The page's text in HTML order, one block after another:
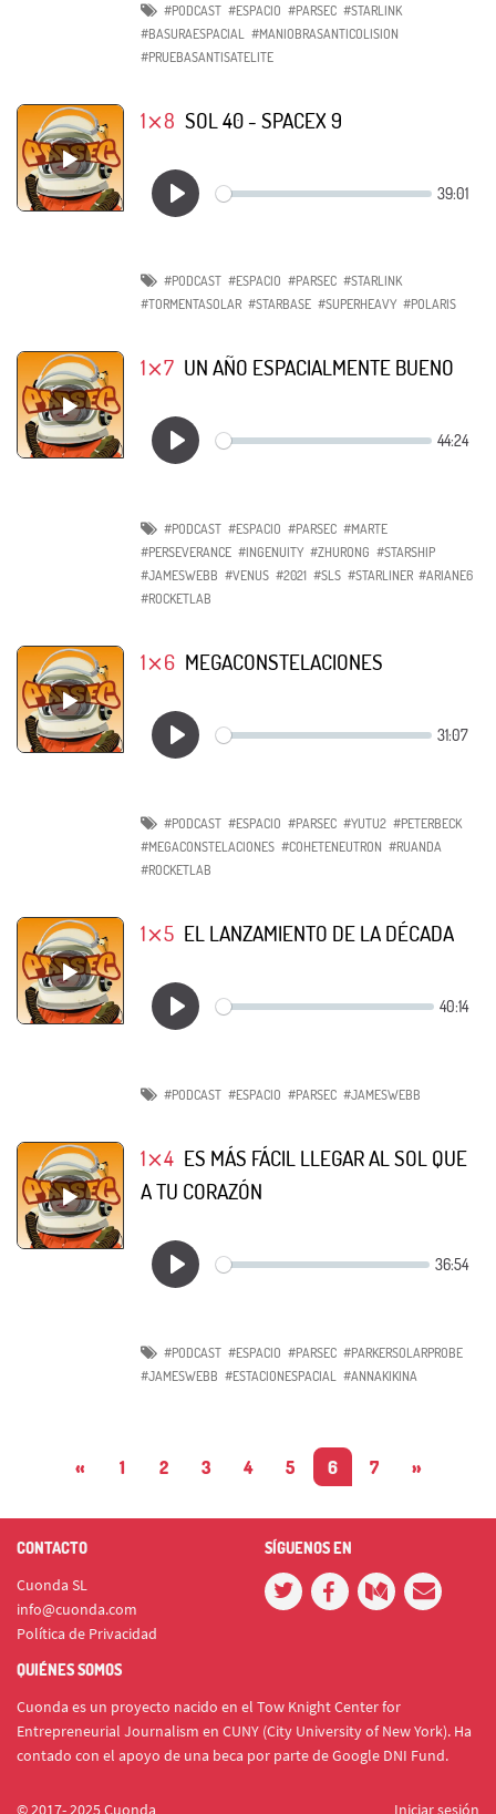
#PODCAST #ESPACIO #PARSEC #STARLINK
#BASURAESPACIAL
#MANIOBRASANTICOLISION
#PRUEBASANTISATELITE
1⨯8 SOL 40 - SPACEX 9
#PODCAST #ESPACIO #PARSEC #STARLINK
#TORMENTASOLAR #STARBASE #SUPERHEAVY #POLARIS
1⨯7 UN AÑO ESPACIALMENTE BUENO
#PODCAST #ESPACIO #PARSEC #MARTE
#PERSEVERANCE #INGENUITY #ZHURONG #STARSHIP
#JAMESWEBB #VENUS #2021 #SLS #STARLINER #ARIANE6
#ROCKETLAB
1⨯6 MEGACONSTELACIONES
#PODCAST #ESPACIO #PARSEC #YUTU2 #PETERBECK
#MEGACONSTELACIONES #COHETENEUTRON #RUANDA
#ROCKETLAB
1⨯5 EL LANZAMIENTO DE LA DÉCADA
#PODCAST #ESPACIO #PARSEC #JAMESWEBB
1⨯4 ES MÁS FÁCIL LLEGAR AL SOL QUE
A TU CORAZÓN
#PODCAST #ESPACIO #PARSEC #PARKERSOLARPROBE
#JAMESWEBB #ESTACIONESPACIAL #ANNAKIKINA
« 1 2 3 4 5 6 7 »
CONTACTO
Cuonda SL
info@cuonda.com
Política de Privacidad
SÍGUENOS EN
QUIÉNES SOMOS
Cuonda es un proyecto nacido en el Tow Knight Center for
Entrepreneurial Journalism en CUNY (City University of New York). Ha
contado con el apoyo de una beca por parte de Google DNI Fund.
© 2017- 2025 Cuonda Iniciar sesión